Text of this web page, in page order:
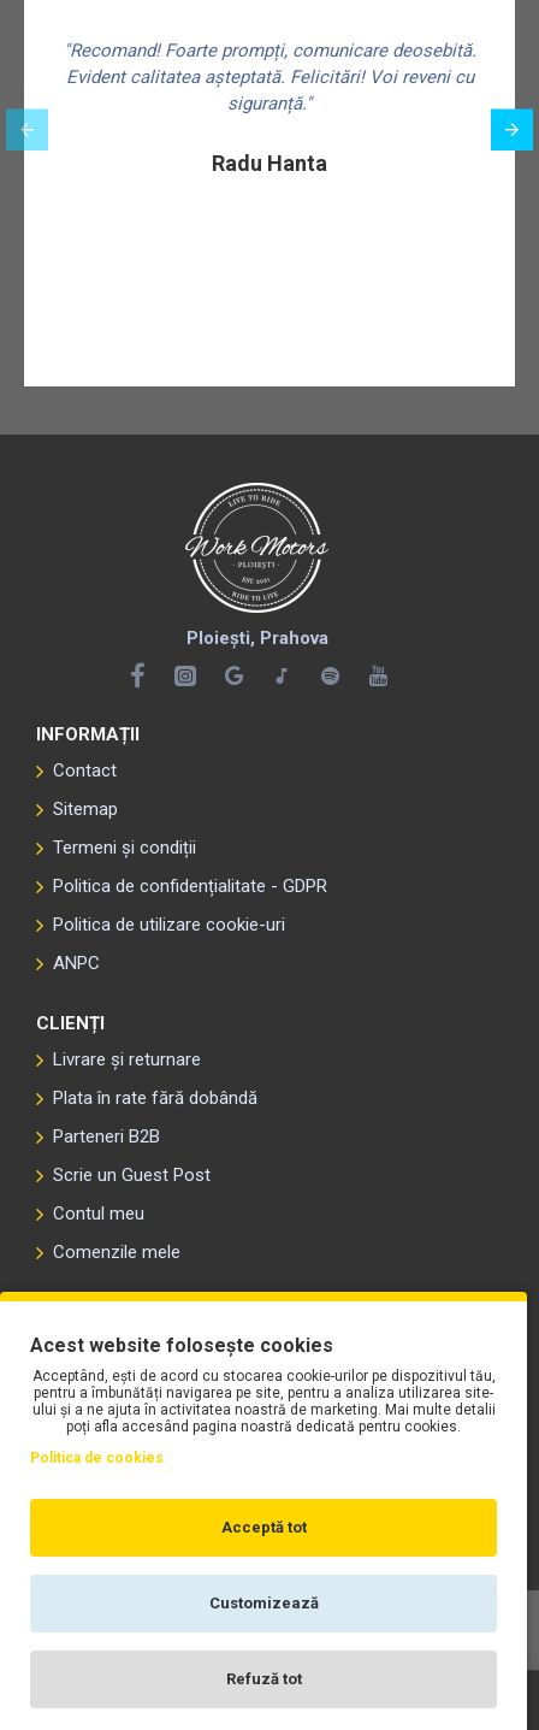
"Recomand! Foarte prompți, comunicare deosebită.
Evident calitatea așteptată. Felicitări! Voi reveni cu
siguranță."
Radu Hanta
Ploiești, Prahova
INFORMAȚII
Contact
Sitemap
Termeni și condiții
Politica de confidențialitate - GDPR
Politica de utilizare cookie-uri
ANPC
CLIENȚI
Livrare și returnare
Plata în rate fără dobândă
Parteneri B2B
Scrie un Guest Post
Contul meu
Comenzile mele
Copyright © WORK Motors
Acest website folosește cookies
Acceptând, ești de acord cu stocarea cookie-urilor pe dispozitivul tău,
pentru a îmbunătăți navigarea pe site, pentru a analiza utilizarea site-
ului și a ne ajuta în activitatea noastră de marketing. Mai multe detalii
poți afla accesând pagina noastră dedicată pentru cookies.
Politica de cookies
Acceptă tot
Customizează
Refuză tot